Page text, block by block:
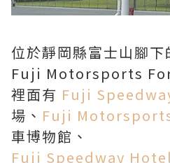
位於靜岡縣富士山腳
Fuji Motorsports
裡面有 Fuji
場、 Fuji
車博物館、
Fuji Speedway Hotel